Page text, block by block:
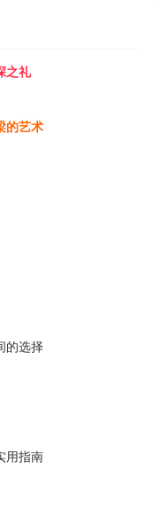
之礼
的艺术
的选择
用指南